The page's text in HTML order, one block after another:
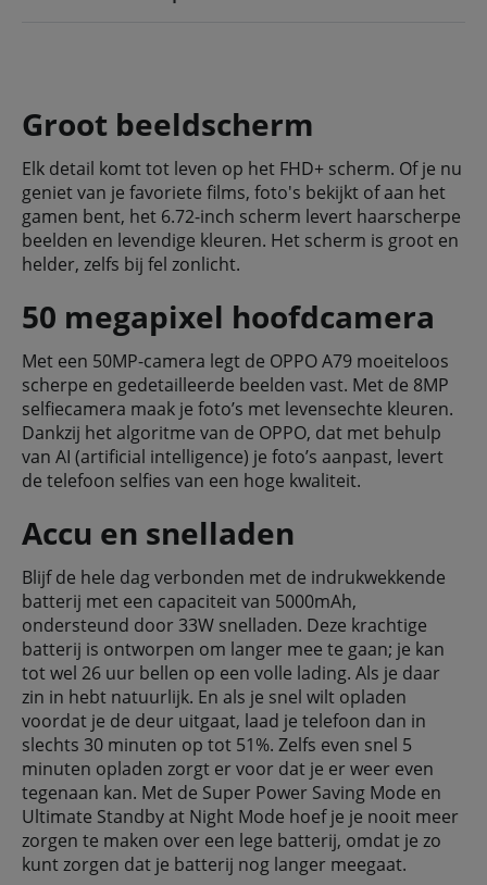
Groot beeldscherm
Elk detail komt tot leven op het FHD+ scherm. Of je nu
geniet van je favoriete films, foto's bekijkt of aan het
gamen bent, het 6.72-inch scherm levert haarscherpe
beelden en levendige kleuren. Het scherm is groot en
helder, zelfs bij fel zonlicht.
50 megapixel hoofdcamera
Met een 50MP-camera legt de OPPO A79 moeiteloos
scherpe en gedetailleerde beelden vast. Met de 8MP
selfiecamera maak je foto’s met levensechte kleuren.
Dankzij het algoritme van de OPPO, dat met behulp
van AI (artificial intelligence) je foto’s aanpast, levert
de telefoon selfies van een hoge kwaliteit.
Accu en snelladen
Blijf de hele dag verbonden met de indrukwekkende
batterij met een capaciteit van 5000mAh,
ondersteund door 33W snelladen. Deze krachtige
batterij is ontworpen om langer mee te gaan; je kan
tot wel 26 uur bellen op een volle lading. Als je daar
zin in hebt natuurlijk. En als je snel wilt opladen
voordat je de deur uitgaat, laad je telefoon dan in
slechts 30 minuten op tot 51%. Zelfs even snel 5
minuten opladen zorgt er voor dat je er weer even
tegenaan kan. Met de Super Power Saving Mode en
Ultimate Standby at Night Mode hoef je je nooit meer
zorgen te maken over een lege batterij, omdat je zo
kunt zorgen dat je batterij nog langer meegaat.